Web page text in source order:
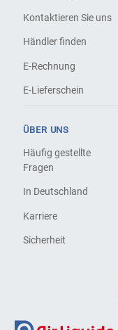
Kontaktieren Sie uns
Händler finden
E-Rechnung
E-Lieferschein
ÜBER UNS
Häufig gestellte
Fragen
In Deutschland
Karriere
Sicherheit